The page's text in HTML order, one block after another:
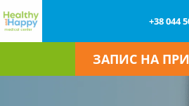
+38 044
ЗАПИС НА